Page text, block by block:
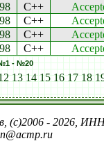
C++
C++
C++
C++
- №20
13 14 15 16 17 18
(c)2006 - 2026,